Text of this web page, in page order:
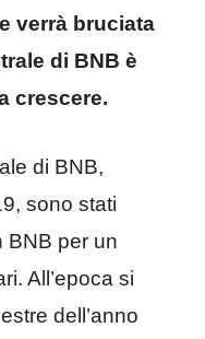
verrà bruciata
di BNB è
crescere.
di BNB,
sono stati
BNB per un
All’epoca si
dell’anno